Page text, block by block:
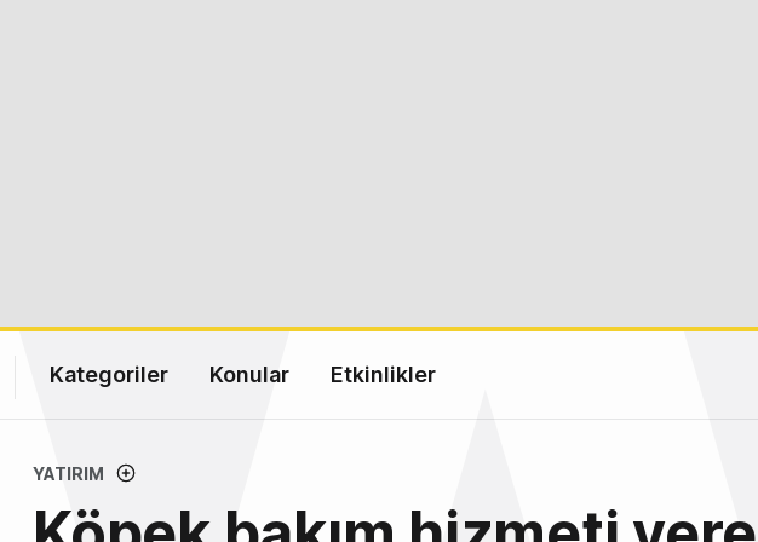
Kategoriler Konular Etkinlikler
YATIRIM